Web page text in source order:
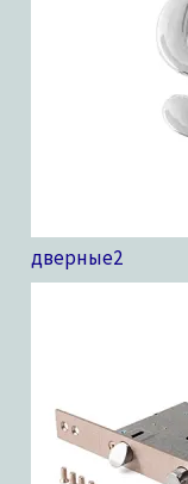
дверные2